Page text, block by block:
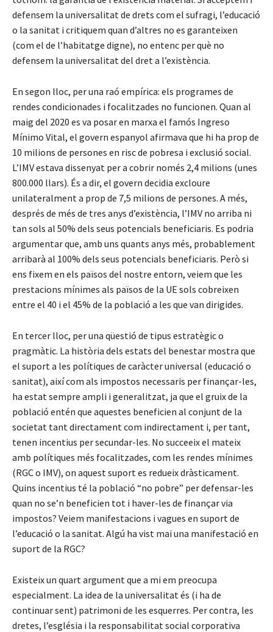
defensem la universalitat de drets com el sufragi, l’educació
o la sanitat i critiquem quan d’altres no es garanteixen
(com el de l’habitatge digne), no entenc per què no
defensem la universalitat del dret a l’existència.
En segon lloc, per una raó empírica: els programes de
rendes condicionades i focalitzades no funcionen. Quan al
maig del 2020 es va posar en marxa el famós Ingreso
Mínimo Vital, el govern espanyol afirmava que hi ha prop de
10 milions de persones en risc de pobresa i exclusió social.
L’IMV estava dissenyat per a cobrir només 2,4 milions (unes
800.000 llars). És a dir, el govern decidia excloure
unilateralment a prop de 7,5 milions de persones. A més,
després de més de tres anys d’existència, l’IMV no arriba ni
tan sols al 50% dels seus potencials beneficiaris. Es podria
argumentar que, amb uns quants anys més, probablement
arribarà al 100% dels seus potencials beneficiaris. Però si
ens fixem en els països del nostre entorn, veiem que les
prestacions mínimes als països de la UE sols cobreixen
entre el 40 i el 45% de la població a les que van dirigides.
En tercer lloc, per una qüestió de tipus estratègic o
pragmàtic. La història dels estats del benestar mostra que
el suport a les polítiques de caràcter universal (educació o
sanitat), així com als impostos necessaris per finançar-les,
ha estat sempre ampli i generalitzat, ja que el gruix de la
població entén que aquestes beneficien al conjunt de la
societat tant directament com indirectament i, per tant,
tenen incentius per secundar-les. No succeeix el mateix
amb polítiques més focalitzades, com les rendes mínimes
(RGC o IMV), on aquest suport es redueix dràsticament.
Quins incentius té la població “no pobre” per defensar-les
quan no se’n beneficien tot i haver-les de finançar via
impostos? Veiem manifestacions i vagues en suport de
l’educació o la sanitat. Algú ha vist mai una manifestació en
suport de la RGC?
Existeix un quart argument que a mi em preocupa
especialment. La idea de la universalitat és (i ha de
continuar sent) patrimoni de les esquerres. Per contra, les
dretes, l’església i la responsabilitat social corporativa